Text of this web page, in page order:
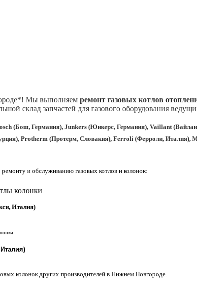
Мы выполняем ремонт газовых котлов
склад запчастей для газового оборудования
(Бош, Германия), Junkers (Юнкерс, Германия), Vaillant
Protherm (Протерм, Словакия), Ferroli (Ферроли, Италия),
ремонту и обслуживанию газовых котлов и колонок:
Италия)
колонок других производителей в Нижнем Новгороде.